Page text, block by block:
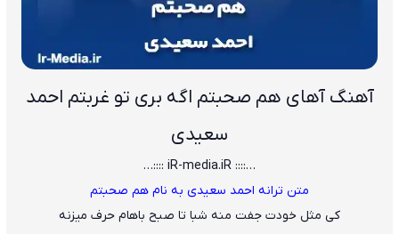
آهنگ آﻫﺎی ﻫﻢ ﺻﺤﺒﺘﻢ اﮔﻪ ﺑﺮی ﺗﻮ ﻏﺮﺑﺘﻢ احمد
سعیدی
…:::: iR-media.iR ::::…
متن ترانه احمد سعیدی به نام هم صحبتم
ﻛﻰ ﻣﺜﻞ ﺧﻮدت ﺟﻔﺖ ﻣﻨﻪ ﺷﺒﺎ ﺗﺎ ﺻﺒﺢ ﺑﺎﻫﺎم ﺣﺮف ﻣﻴﺰﻧﻪ